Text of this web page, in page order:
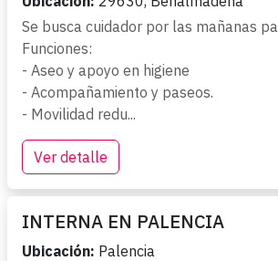
Se busca cuidador por las mañanas
Funciones:
- Aseo y apoyo en higiene
- Acompañamiento y paseos.
- Movilidad redu...
Ver detalle
INTERNA EN PALENCIA
Ubicación: Palencia